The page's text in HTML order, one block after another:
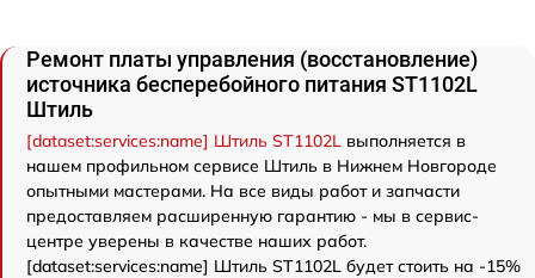
Ремонт платы управления (восстановление)
источника бесперебойного питания ST1102L
Штиль
[dataset:services:name] Штиль ST1102L выполняется в
нашем профильном сервисе Штиль в Нижнем Новгороде
опытными мастерами. На все виды работ и запчасти
предоставляем расширенную гарантию - мы в сервис-
центре уверены в качестве наших работ.
[dataset:services:name] Штиль ST1102L будет стоить на -15%